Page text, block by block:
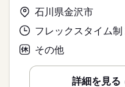
石川県金沢市
その他
詳細を見る